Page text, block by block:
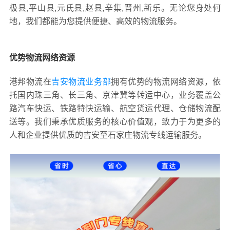
极县,平山县,元氏县,赵县,辛集,晋州,新乐。无论您身处何
地，我们都能为您提供便捷、高效的物流服务。
优势物流网络资源
港邦物流在吉安物流业务部拥有优势的物流网络资源，依
托国内珠三角、长三角、京津冀等转运中心，业务覆盖公
路汽车快运、铁路特快运输、航空货运代理、仓储物流配
送等。我们秉承优质服务的核心价值观，致力于为更多的
人和企业提供优质的吉安至石家庄物流专线运输服务。